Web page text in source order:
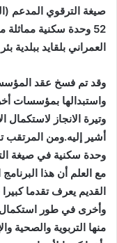
صيغة الترقوي المدعم
العمراني بلقايد ببلدية
وقد تم فسخ عقد
واستبدالها بمؤسسات
وتيرة الانجاز
وحدة سكنية في صيغة
مع العلم أن هذا
القديم يعرف تقدما
وأخرى في طور استكمال
منها التربوية والصحية